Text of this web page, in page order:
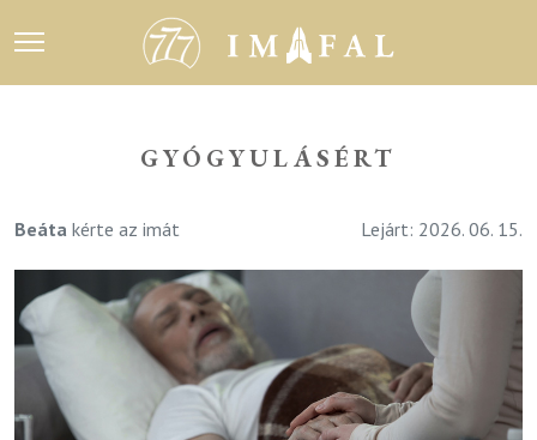
GYÓGYULÁSÉRT
Beáta kérte az imát Lejárt: 2026. 06. 15.